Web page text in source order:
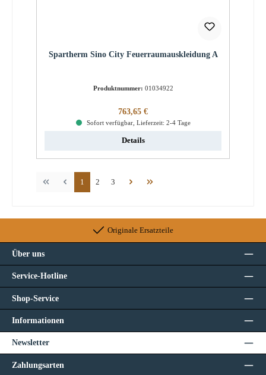
Spartherm Sino City Feuerraumauskleidung A
Produktnummer: 01034922
Regulärer Preis:
763,65 €
Sofort verfügbar, Lieferzeit: 2-4 Tage
Details
Seite
1 Seite
2 Seite
3
Originale Ersatzteile
Über uns
Service-Hotline
Shop-Service
Informationen
Newsletter
Zahlungsarten